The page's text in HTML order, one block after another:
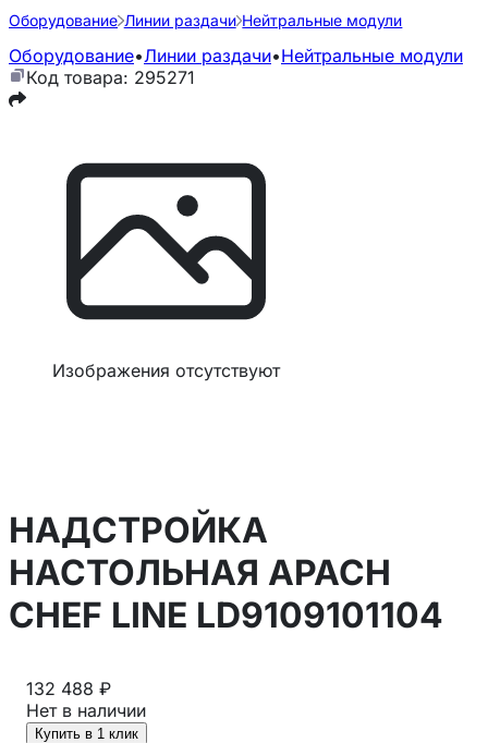
Оборудование Линии раздачи Нейтральные модули
Оборудование•Линии раздачи•Нейтральные модули
Код товара: 295271
Изображения отсутствуют
НАДСТРОЙКА
НАСТОЛЬНАЯ APACH
CHEF LINE LD9109101104
132 488 ₽
Нет в наличии
Купить в 1 клик